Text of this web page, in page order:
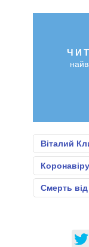
Віталий
Смерть